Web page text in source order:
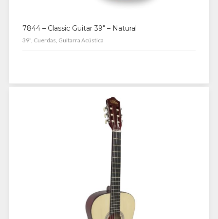
7844 – Classic Guitar 39″ – Natural
39", Cuerdas, Guitarra Acústica